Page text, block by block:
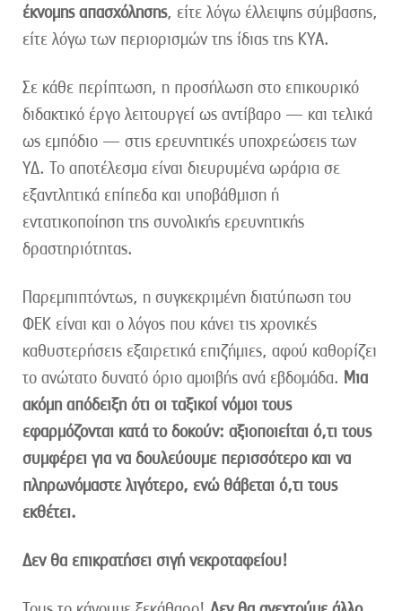
έκνομης απασχόλησης, είτε λόγω έλλειψης σύμβασης,
είτε λόγω των περιορισμών της ίδιας της ΚΥΑ.
Σε κάθε περίπτωση, η προσήλωση στο επικουρικό
διδακτικό έργο λειτουργεί ως αντίβαρο — και τελικά
ως εμπόδιο — στις ερευνητικές υποχρεώσεις των
ΥΔ. Το αποτέλεσμα είναι διευρυμένα ωράρια σε
εξαντλητικά επίπεδα και υποβάθμιση ή
εντατικοποίηση της συνολικής ερευνητικής
δραστηριότητας.
Παρεμπιπτόντως, η συγκεκριμένη διατύπωση του
ΦΕΚ είναι και ο λόγος που κάνει τις χρονικές
καθυστερήσεις εξαιρετικά επιζήμιες, αφού καθορίζει
το ανώτατο δυνατό όριο αμοιβής ανά εβδομάδα. Μια
ακόμη απόδειξη ότι οι ταξικοί νόμοι τους
εφαρμόζονται κατά το δοκούν: αξιοποιείται ό,τι τους
συμφέρει για να δουλεύουμε περισσότερο και να
πληρωνόμαστε λιγότερο, ενώ θάβεται ό,τι τους
εκθέτει.
Δεν θα επικρατήσει σιγή νεκροταφείου!